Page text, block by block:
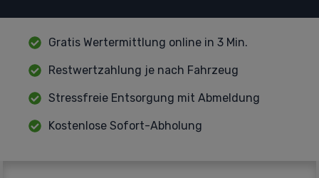
Gratis Wertermittlung online in 3 Min.
Restwertzahlung je nach Fahrzeug
Stressfreie Entsorgung mit Abmeldung
Kostenlose Sofort-Abholung